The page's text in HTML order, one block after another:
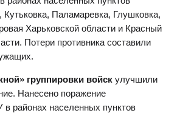
Паламаревка, Глушковка,
Харьковской области и Красный
Потери противника составили
группировки войск улучшили
Нанесено поражение
районах населенных пунктов